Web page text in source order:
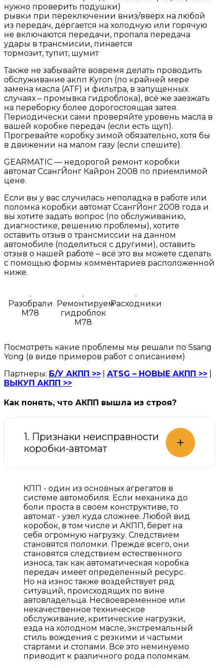
нужно проверить подушки)
рывки при переключении вниз/вверх на любой
из передач, дёргается на холодную или горячую
не включаются передачи, пропала передача
удары в трансмисии, пинается
тормозит, тупит, шумит
Также не забывайте вовремя делать проводить
обслуживание акпп Kyron (по крайней мере
замена масла (ATF) и фильтра, в запущенных
случаях – промывка гидроблока), всё же заезжать
на переборку более дорогостоящая затея.
Периодически сами проверяйте уровень масла в
вашей коробке передач (если есть щуп).
Прогревайте коробку зимой обязательно, хотя бы
в движении на малом газу (если спешите).
GEARMATIC — недорогой ремонт коробки
автомат СсангЙонг Кайрон 2008 по приемлимой
цене.
Если вы у вас случилась неполадка в работе или
поломка коробки автомат СсангЙонг 2008 года и
вы хотите задать вопрос (по обслуживанию,
диагностике, решению проблемы), хотите
оставить отзыв о трансмиссии на данном
автомобиле (поделиться с другими), оставить
отзыв о нашей работе – всё это вы можете сделать
с помощью формы комментариев расположенной
ниже.
Разобрали
M78
Ремонтируем
гидроблок
M78
Расходники
Посмотреть какие проблемы мы решали по Ssang
Yong (в виде примеров работ с описанием)
Партнеры: Б/У АКПП >> ATSG – НОВЫЕ АКПП >>
ВЫКУП АКПП >>
Как понять, что АКПП вышла из строя?
1. Признаки неисправности
коробки-автомат
+
КПП - один из основных агрегатов в
системе автомобиля. Если механика до
боли проста в своем конструктиве, то
автомат - узел куда сложнее. Любой вид
коробок, в том числе и АКПП, берет на
себя огромную нагрузку. Следствием
становятся поломки. Прежде всего, они
становятся следствием естественного
износа, так как автоматическая коробка
передач имеет определенный ресурс.
Но на износ также воздействует ряд
ситуаций, происходящих по вине
автовладельца. Несвоевременное или
некачественное техническое
обслуживание, критические нагрузки,
езда на холодном масле, экстремальный
стиль вождения с резкими и частыми
стартами и стопами. Все это неминуемо
приводит к различного рода поломкам.